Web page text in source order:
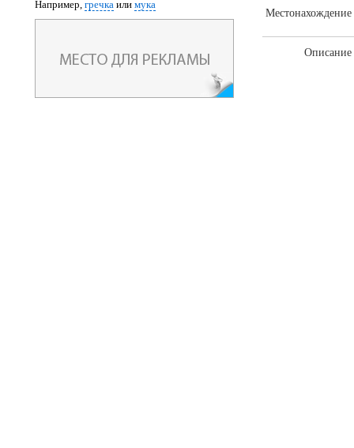
Например, гречка или мука
Местонахождение
Описание